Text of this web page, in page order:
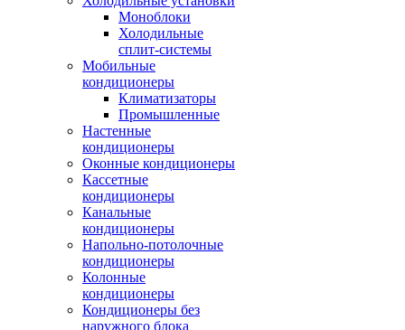
Моноблоки
Холодильные
сплит-системы
Мобильные
кондиционеры
Климатизаторы
Промышленные
Настенные
кондиционеры
Оконные кондиционеры
Кассетные
кондиционеры
Канальные
кондиционеры
Напольно-потолочные
кондиционеры
Колонные
кондиционеры
Кондиционеры без
наружного блока